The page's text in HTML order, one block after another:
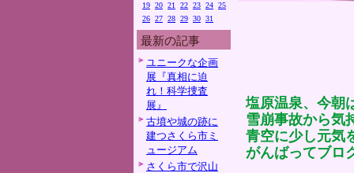
19 20 21 22 23 24 25
26 27 28 29 30 31
最新の記事
ユニークな企画
展『真相に迫
れ！科学捜査
展』
古墳や城の跡に
建つさくら市ミ
ュージアム
さくら市で沢山
塩原温泉、今朝
雪崩事故から気
青空に少し元気
がんばってブロ